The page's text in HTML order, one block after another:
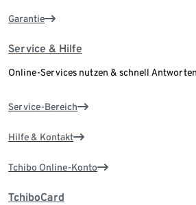
Garantie
Service & Hilfe
Online-Services nutzen & schnell
Service-Bereich
Hilfe & Kontakt
Tchibo Online-Konto
TchiboCard